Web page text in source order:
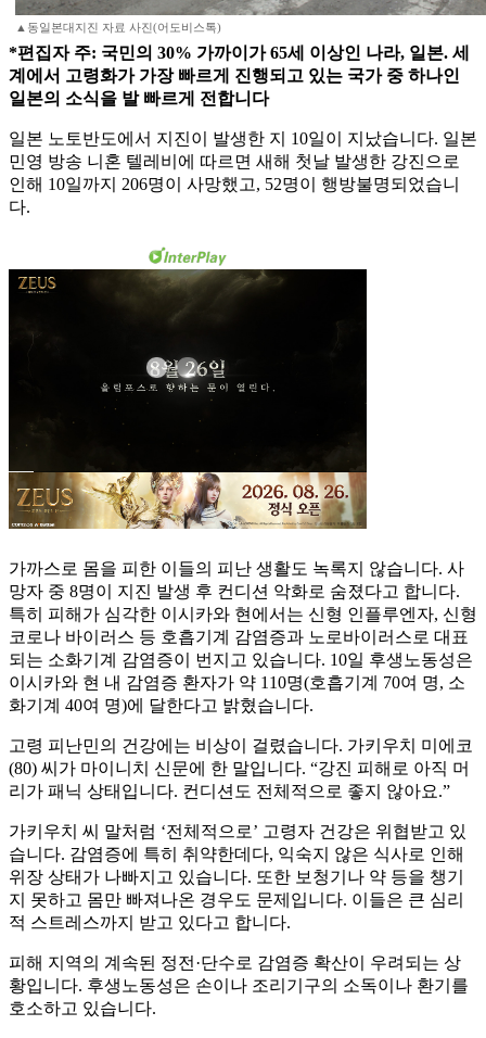
▲동일본대지진 자료 사진(어도비스톡)
*편집자 주: 국민의 30% 가까이가 65세 이상인 나라, 일본. 세
계에서 고령화가 가장 빠르게 진행되고 있는 국가 중 하나인
일본의 소식을 발 빠르게 전합니다
일본 노토반도에서 지진이 발생한 지 10일이 지났습니다. 일본
민영 방송 니혼 텔레비에 따르면 새해 첫날 발생한 강진으로
인해 10일까지 206명이 사망했고, 52명이 행방불명되었습니
다.
가까스로 몸을 피한 이들의 피난 생활도 녹록지 않습니다. 사
망자 중 8명이 지진 발생 후 컨디션 악화로 숨졌다고 합니다.
특히 피해가 심각한 이시카와 현에서는 신형 인플루엔자, 신형
코로나 바이러스 등 호흡기계 감염증과 노로바이러스로 대표
되는 소화기계 감염증이 번지고 있습니다. 10일 후생노동성은
이시카와 현 내 감염증 환자가 약 110명(호흡기계 70여 명, 소
화기계 40여 명)에 달한다고 밝혔습니다.
고령 피난민의 건강에는 비상이 걸렸습니다. 가키우치 미에코
(80) 씨가 마이니치 신문에 한 말입니다. “강진 피해로 아직 머
리가 패닉 상태입니다. 컨디션도 전체적으로 좋지 않아요.”
가키우치 씨 말처럼 ‘전체적으로’ 고령자 건강은 위협받고 있
습니다. 감염증에 특히 취약한데다, 익숙지 않은 식사로 인해
위장 상태가 나빠지고 있습니다. 또한 보청기나 약 등을 챙기
지 못하고 몸만 빠져나온 경우도 문제입니다. 이들은 큰 심리
적 스트레스까지 받고 있다고 합니다.
피해 지역의 계속된 정전·단수로 감염증 확산이 우려되는 상
황입니다. 후생노동성은 손이나 조리기구의 소독이나 환기를
호소하고 있습니다.